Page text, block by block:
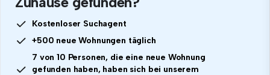
Kostenloser Suchagent
+500 neue Wohnungen täglich
7 von 10 Personen, die eine neue Wohnung
gefunden haben, haben sich bei unserem